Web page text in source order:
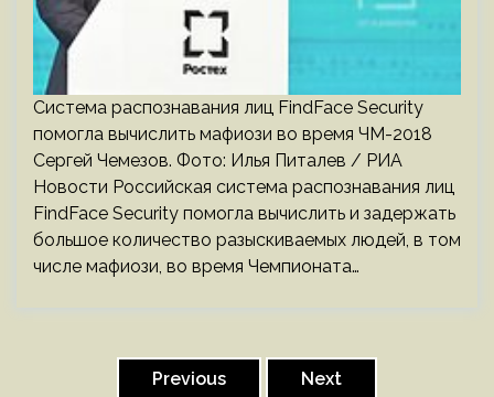
Система распознавания лиц FindFace Security
помогла вычислить мафиози во время ЧМ-2018
Сергей Чемезов. Фото: Илья Питалев / РИА
Новости Российская система распознавания лиц
FindFace Security помогла вычислить и задержать
большое количество разыскиваемых людей, в том
числе мафиози, во время Чемпионата…
Previous Next